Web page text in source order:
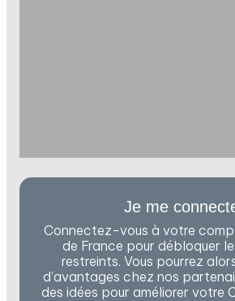
Je me
Connectez-vous à votre
de France pour débloquer
restreints. Vous pourrez
d'avantages chez nos
des idées pour améliorer votre